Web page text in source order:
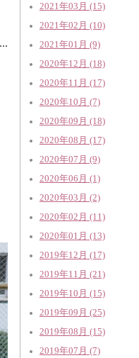
2021年03月 (15)
2021年02月 (10)
2021年01月 (9)
2020年12月 (18)
2020年11月 (17)
2020年10月 (7)
2020年09月 (18)
2020年08月 (17)
2020年07月 (9)
2020年06月 (1)
2020年03月 (2)
2020年02月 (11)
2020年01月 (13)
2019年12月 (17)
2019年11月 (21)
2019年10月 (15)
2019年09月 (25)
2019年08月 (15)
2019年07月 (7)